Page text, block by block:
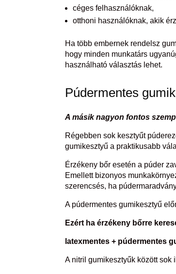
céges felhasználóknak,
otthoni használóknak, akik
Ha több embernek rendelsz
hogy minden munkatárs
használható választás lehet.
Púdermentes
A másik nagyon fontos
Régebben sok kesztyűt
gumikesztyű a praktikusabb
Érzékeny bőr esetén a púder
Emellett bizonyos
szerencsés, ha
A púdermentes gumikesztyű
Ezért ha érzékeny bőrre
latexmentes + púdermentes
A nitril gumikesztyűk között